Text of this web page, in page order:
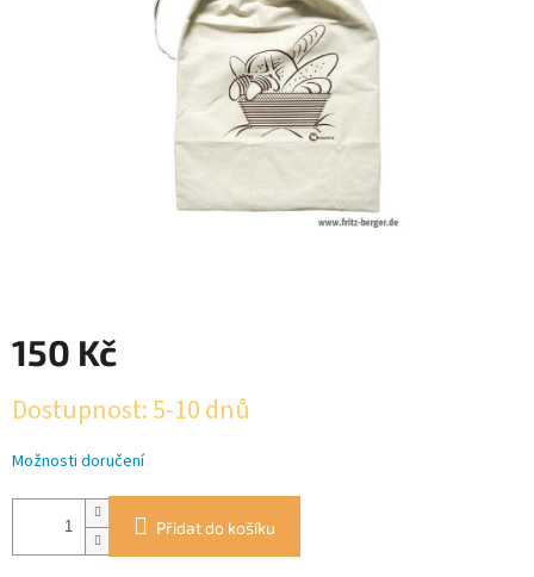
150 Kč
cena:
Dostupnost: 5-10 dnů
Možnosti doručení
Přidat do košíku